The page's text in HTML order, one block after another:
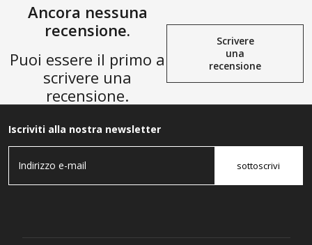
Ancora nessuna
recensione.
Puoi essere il primo a
scrivere una
recensione.
Scrivere
una
recensione
Iscriviti alla nostra newsletter
sottoscrivi